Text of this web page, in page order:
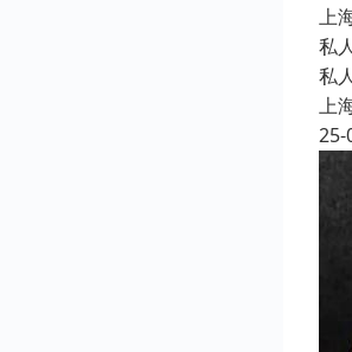
上
私
私
上
25-